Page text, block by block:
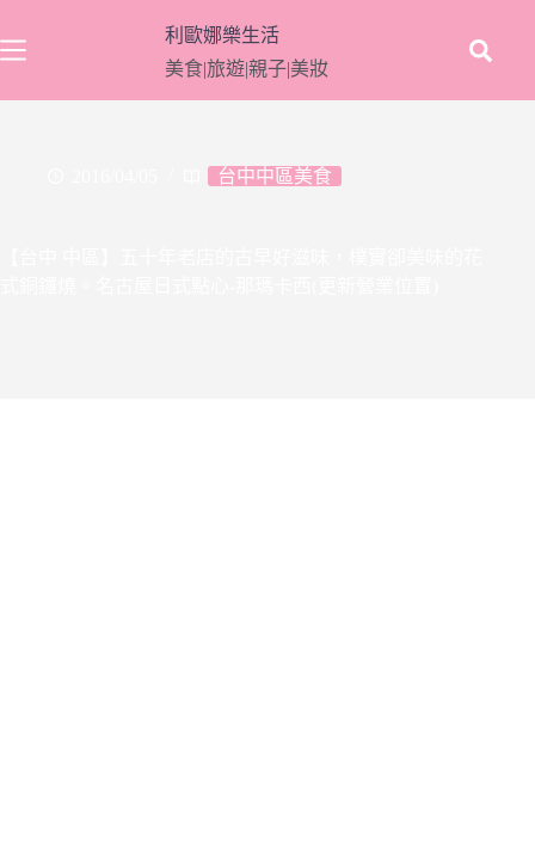
至
要
利歐娜樂生活
美食|旅遊|親子|美妝
台中中區美食